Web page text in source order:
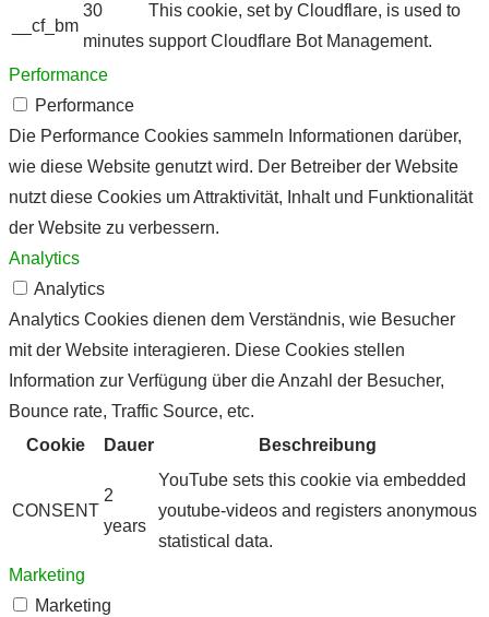
__cf_bm
30
minutes
This cookie, set by Cloudflare, is used to
support Cloudflare Bot Management.
Performance
Performance
Die Performance Cookies sammeln Informationen darüber,
wie diese Website genutzt wird. Der Betreiber der Website
nutzt diese Cookies um Attraktivität, Inhalt und Funktionalität
der Website zu verbessern.
Analytics
Analytics
Analytics Cookies dienen dem Verständnis, wie Besucher
mit der Website interagieren. Diese Cookies stellen
Information zur Verfügung über die Anzahl der Besucher,
Bounce rate, Traffic Source, etc.
Cookie
Dauer Beschreibung
CONSENT
2
years
YouTube sets this cookie via embedded
youtube-videos and registers anonymous
statistical data.
Marketing
Marketing